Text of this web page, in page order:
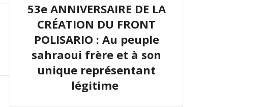
53e ANNIVERSAIRE DE LA
CRÉATION DU FRONT
POLISARIO : Au peuple
sahraoui frère et à son
unique représentant
légitime